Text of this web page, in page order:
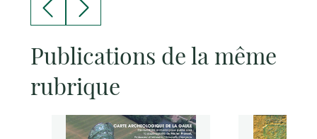
Publications de la même
rubrique